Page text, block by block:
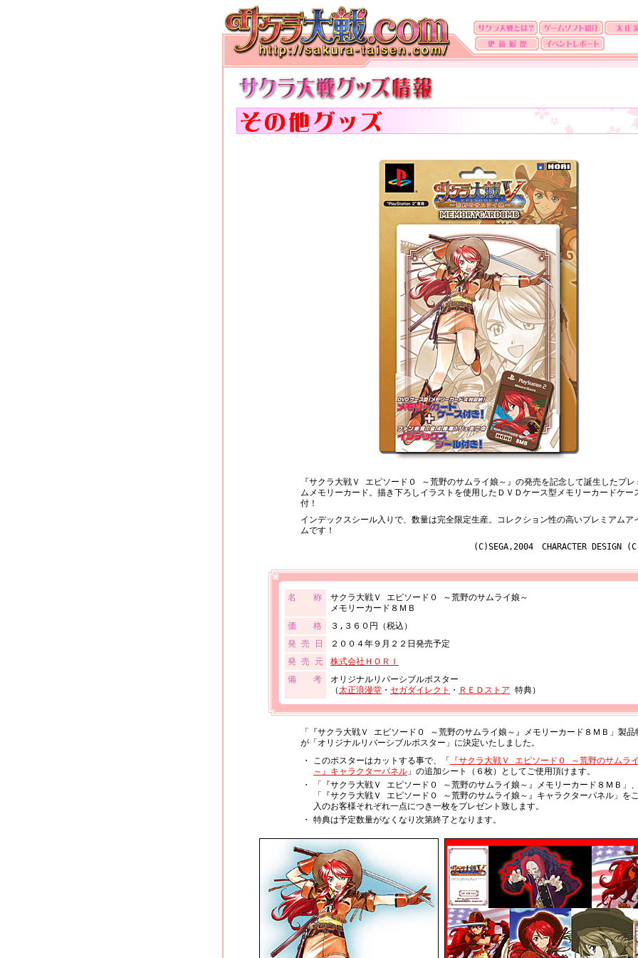
『サクラ大戦Ｖ エピソード０ ～荒野のサムライ娘～』の発売を記念して誕生したプレ
ムメモリーカード。描き下ろしイラストを使用したＤＶＤケース型メモリーカードケー
付！
インデックスシール入りで、数量は完全限定生産。コレクション性の高いプレミアムア
ムです！
(C)SEGA,2004 CHARACTER DESIGN
名 称
サクラ大戦Ｖ エピソード０ ～荒野のサムライ娘～
メモリーカード８ＭＢ
価 格
３,３６０円（税込）
発 売 日
２００４年９月２２日発売予定
発 売 元
株式会社ＨＯＲＩ
備 考
オリジナルリバーシブルポスター
（太正浪漫堂 ・ セガダイレクト ・ ＲＥＤストア 特典）
「『サクラ大戦Ｖ エピソード０ ～荒野のサムライ娘～』メモリーカード８ＭＢ」製品
が「オリジナルリバーシブルポスター」に決定いたしました。
・
このポスターはカットする事で、「
『サクラ大戦Ｖ エピソード０ ～荒野のサムラ
～』キャラクターパネル 」の追加シート（６枚）としてご使用頂けます。
・
「『サクラ大戦Ｖ エピソード０ ～荒野のサムライ娘～』メモリーカード８ＭＢ」、
「『サクラ大戦Ｖ エピソード０ ～荒野のサムライ娘～』キャラクターパネル」を
入のお客様それぞれ一点につき一枚をプレゼント致します。
・
特典は予定数量がなくなり次第終了となります。